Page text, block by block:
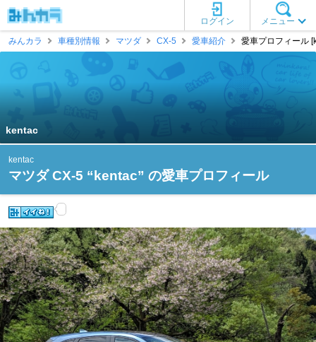
メニュー
ログイン
みんカラ
車種別情報 マツダ CX-5 愛車紹介 愛車プロフィール
kentac
kentac
マツダ CX-5 “kentac” の愛車プロフィール